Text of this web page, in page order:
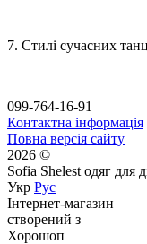
7. Стилі сучасних
099-764-16-91
Контактна інформація
Повна версія сайту
2026 ©
Sofia Shelest одяг для
Укр Рус
Інтернет-магазин
створений з
Хорошоп